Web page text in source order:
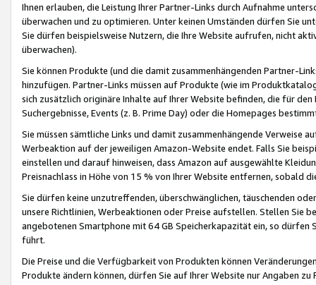
Ihnen erlauben, die Leistung Ihrer Partner-Links durch Aufnahme
überwachen und zu optimieren. Unter keinen Umständen dürfen Sie
Sie dürfen beispielsweise Nutzern, die Ihre Website aufrufen, nicht
überwachen).
Sie können Produkte (und die damit zusammenhängenden Partner-
hinzufügen. Partner-Links müssen auf Produkte (wie im
sich zusätzlich originäre Inhalte auf Ihrer Website befinden, die für
Suchergebnisse, Events (z. B. Prime Day) oder die Homepages
Sie müssen sämtliche Links und damit zusammenhängende
Werbeaktion auf der jeweiligen Amazon-Website endet. Falls Sie
einstellen und darauf hinweisen, dass Amazon auf ausgewählte
Preisnachlass in Höhe von 15 % von Ihrer Website entfernen, sobald
Sie dürfen keine unzutreffenden, überschwänglichen, täuschenden
unsere Richtlinien, Werbeaktionen oder Preise aufstellen. Stellen Sie
angebotenen Smartphone mit 64 GB Speicherkapazität ein, so dürfen
führt.
Die Preise und die Verfügbarkeit von Produkten können
Produkte ändern können, dürfen Sie auf Ihrer Website nur Angaben